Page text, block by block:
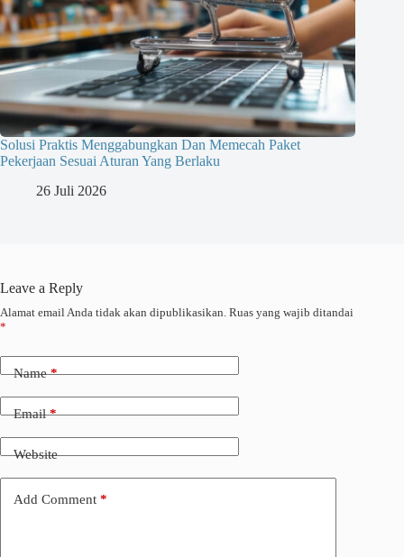
Solusi Praktis Menggabungkan Dan Memecah Paket
Pekerjaan Sesuai Aturan Yang Berlaku
26 Juli 2026
Leave a Reply
Alamat email Anda tidak akan dipublikasikan. Ruas yang wajib ditandai
*
Name*
Email*
Website
Add Comment *